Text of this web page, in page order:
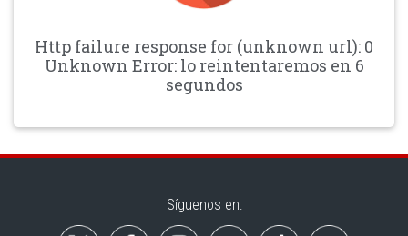
Http failure response for (unknown url): 0
Unknown Error: lo reintentaremos en 6
segundos
Síguenos en: